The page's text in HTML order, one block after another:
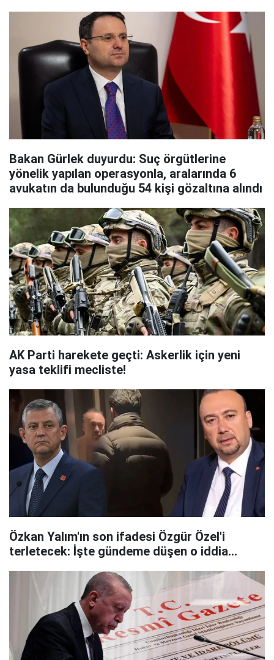
Bakan Gürlek duyurdu: Suç örgütlerine
yönelik yapılan operasyonla, aralarında 6
avukatın da bulunduğu 54 kişi gözaltına alındı
AK Parti harekete geçti: Askerlik için yeni
yasa teklifi mecliste!
Özkan Yalım'ın son ifadesi Özgür Özel'i
terletecek: İşte gündeme düşen o iddia...